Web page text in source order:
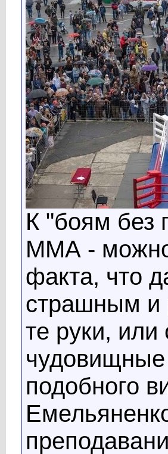
К "боям без
ММА - можно
факта, что
страшным и
те руки,
подобного